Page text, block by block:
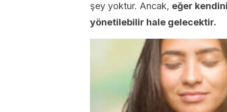
şey yoktur. Ancak, eğer
yönetilebilir hale gelecektir.